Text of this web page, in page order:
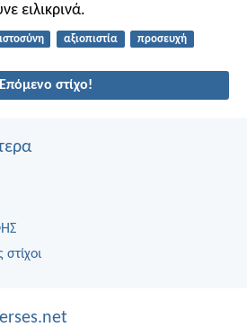
ειλικρινά.
αξιοπιστία προσευχή
Επόμενο στίχο!
στίχοι